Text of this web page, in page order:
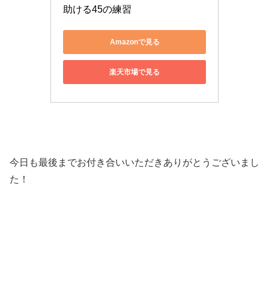
助ける45の練習
Amazonで見る
楽天市場で見る
今日も最後までお付き合いいただきありがとうございまし
た！